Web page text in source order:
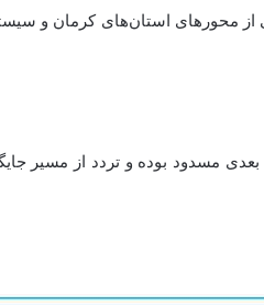
از محورهای استان‌های کرمان و
مسدود بوده و تردد از مسیر